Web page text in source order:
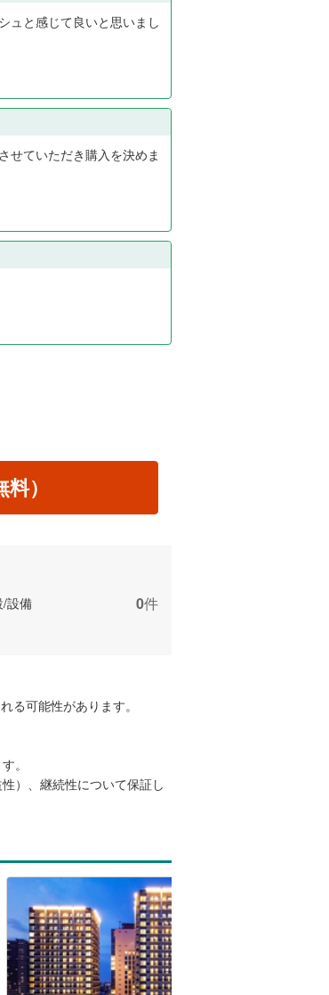
ュと感じて良いと思いまし
せていただき購入を決めま
）
/設備 0件
る可能性があります。
。
）、継続性について保証し